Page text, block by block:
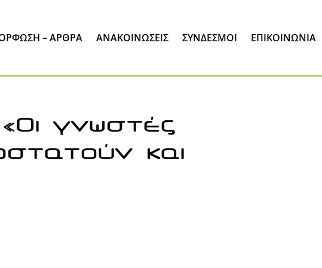
– ΆΡΘΡΑ ΑΝΑΚΟΙΝΏΣΕΙΣ ΣΎΝΔΕΣΜΟΙ ΕΠΙΚΟΙΝΩΝΊΑ
γνωστές
και